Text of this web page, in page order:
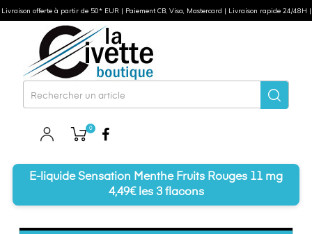
0
E-liquide Sensation Menthe Fruits Rouges 11 mg
4,49€ les 3 flacons
Livraison offerte à partir de 50* EUR | Paiement CB, Visa, Mastercard | Livraison rapide 24/48H |